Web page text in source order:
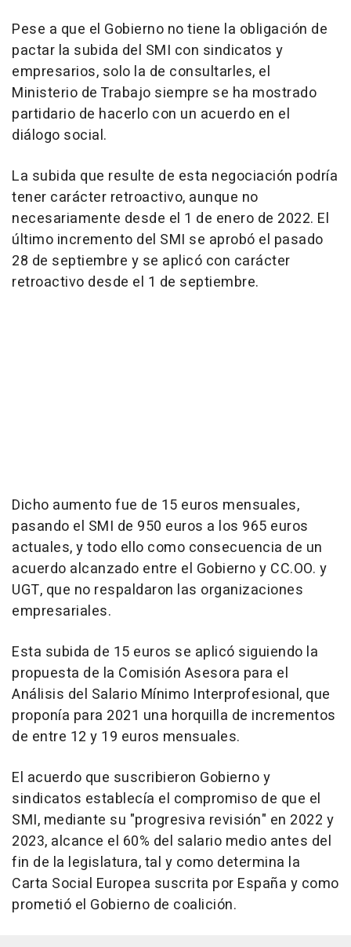
Pese a que el Gobierno no tiene la obligación de
pactar la subida del SMI con sindicatos y
empresarios, solo la de consultarles, el
Ministerio de Trabajo siempre se ha mostrado
partidario de hacerlo con un acuerdo en el
diálogo social.
La subida que resulte de esta negociación podría
tener carácter retroactivo, aunque no
necesariamente desde el 1 de enero de 2022. El
último incremento del SMI se aprobó el pasado
28 de septiembre y se aplicó con carácter
retroactivo desde el 1 de septiembre.
Dicho aumento fue de 15 euros mensuales,
pasando el SMI de 950 euros a los 965 euros
actuales, y todo ello como consecuencia de un
acuerdo alcanzado entre el Gobierno y CC.OO. y
UGT, que no respaldaron las organizaciones
empresariales.
Esta subida de 15 euros se aplicó siguiendo la
propuesta de la Comisión Asesora para el
Análisis del Salario Mínimo Interprofesional, que
proponía para 2021 una horquilla de incrementos
de entre 12 y 19 euros mensuales.
El acuerdo que suscribieron Gobierno y
sindicatos establecía el compromiso de que el
SMI, mediante su "progresiva revisión" en 2022 y
2023, alcance el 60% del salario medio antes del
fin de la legislatura, tal y como determina la
Carta Social Europea suscrita por España y como
prometió el Gobierno de coalición.